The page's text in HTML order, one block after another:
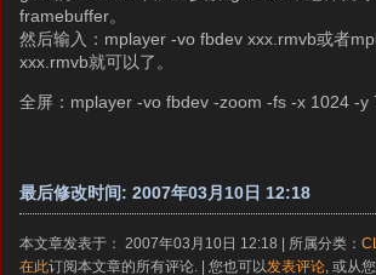
framebuffer。
然后输入：mplayer -vo fbdev xxx.rmvb或者
xxx.rmvb就可以了。
全屏：mplayer -vo fbdev -zoom -fs -x 1024 -y
最后修改时间: 2007年03月10日 12:18
本文章发表于： 2007年03月10日 12:18 | 所属分类：
在此订阅本文章的所有评论. | 您也可以 发表评论 , 或从